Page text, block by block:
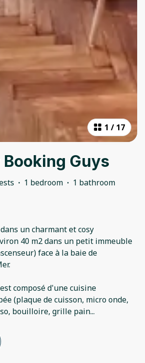
1 / 17
Booking Guys
· 1 bedroom · 1 bathroom
un charmant et cosy
40 m2 dans un petit immeuble
face à la baie de
composé d'une cuisine
(plaque de cuisson, micro onde,
bouilloire, grille pain...